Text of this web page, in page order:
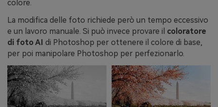
colore.
La modifica delle foto richiede però un tempo eccessivo
e un lavoro manuale. Si può invece provare il coloratore
di foto AI di Photoshop per ottenere il colore di base,
per poi manipolare Photoshop per perfezionarlo.